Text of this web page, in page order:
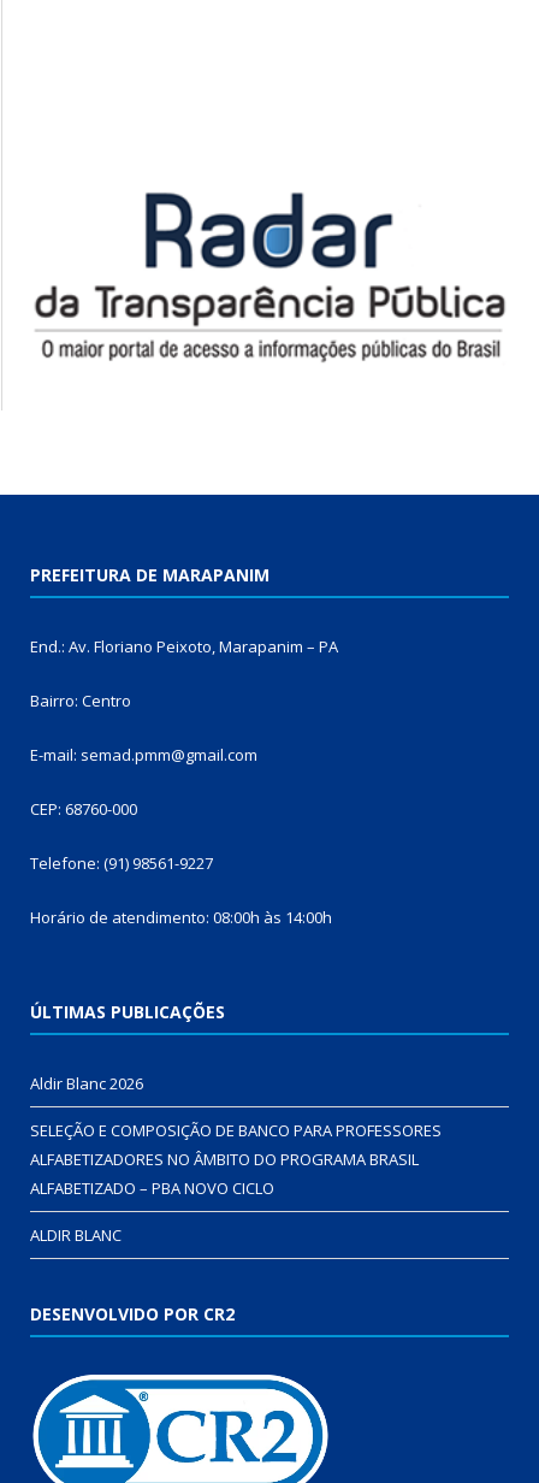
PREFEITURA DE MARAPANIM
End.: Av. Floriano Peixoto, Marapanim – PA
Bairro: Centro
E-mail: semad.pmm@gmail.com
CEP: 68760-000
Telefone: (91) 98561-9227
Horário de atendimento: 08:00h às 14:00h
ÚLTIMAS PUBLICAÇÕES
Aldir Blanc 2026
SELEÇÃO E COMPOSIÇÃO DE BANCO PARA PROFESSORES
ALFABETIZADORES NO ÂMBITO DO PROGRAMA BRASIL
ALFABETIZADO – PBA NOVO CICLO
ALDIR BLANC
DESENVOLVIDO POR CR2